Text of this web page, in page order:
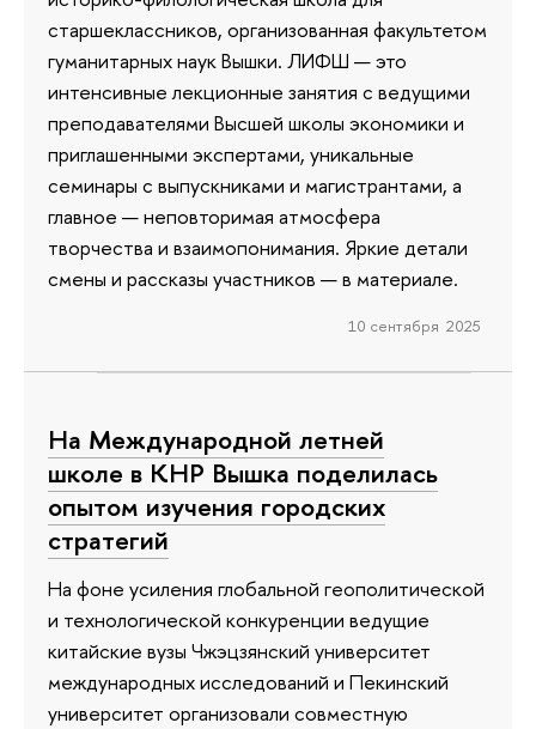
старшеклассников, организованная факультетом
гуманитарных наук Вышки. ЛИФШ — это
интенсивные лекционные занятия с ведущими
преподавателями Высшей школы экономики и
приглашенными экспертами, уникальные
семинары с выпускниками и магистрантами, а
главное — неповторимая атмосфера
творчества и взаимопонимания. Яркие детали
смены и рассказы участников — в материале.
10 сентября 2025
На Международной летней
школе в КНР Вышка поделилась
опытом изучения городских
стратегий
На фоне усиления глобальной геополитической
и технологической конкуренции ведущие
китайские вузы Чжэцзянский университет
международных исследований и Пекинский
университет организовали совместную